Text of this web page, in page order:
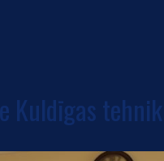
Kuldīgas